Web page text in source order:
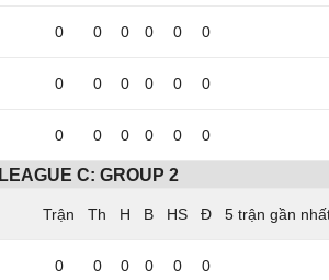
0 0 0 0 0 0
0 0 0 0 0 0
0 0 0 0 0 0
LEAGUE C: GROUP 2
5 trận gần
0 0 0 0 0 0